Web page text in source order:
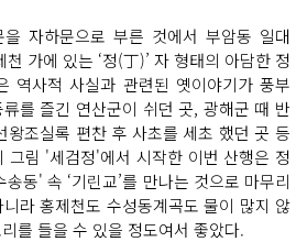
자하문으로 부른 것에서 부암동 일대
가에 있는 ‘정(丁)’ 자 형태의 아담한 정
역사적 사실과 관련된 옛이야기가 풍부
를 즐긴 연산군이 쉬던 곳, 광해군 때 반
왕조실록 편찬 후 사초를 세초 했던 곳 등
그림 '세검정'에서 시작한 이번 산행은 정
동' 속 ‘기린교’를 만나는 것으로 마무리
라 홍제천도 수성동계곡도 물이 많지 않
를 들을 수 있을 정도여서 좋았다.